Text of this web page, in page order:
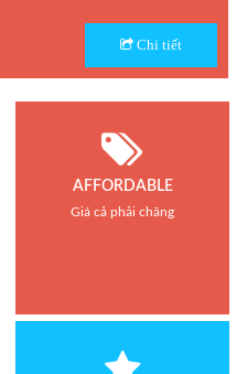
Chi tiết
AFFORDABLE
Giá cả phải chăng